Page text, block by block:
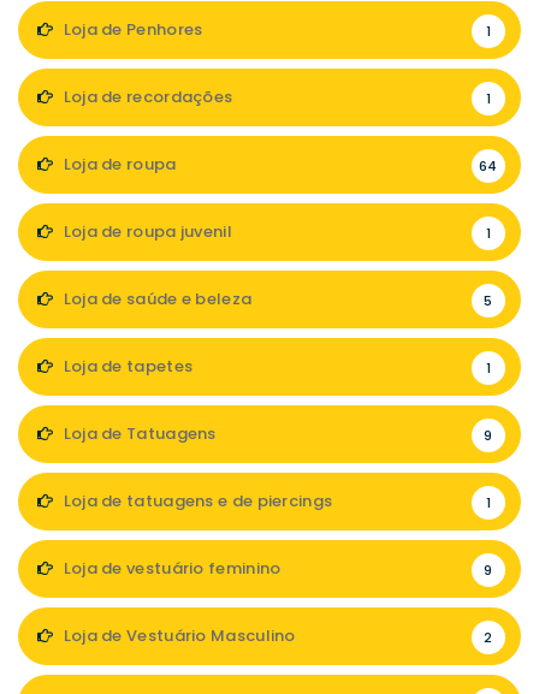
Loja de Penhores 1
Loja de recordações 1
Loja de roupa 64
Loja de roupa juvenil 1
Loja de saúde e beleza 5
Loja de tapetes 1
Loja de Tatuagens 9
Loja de tatuagens e de piercings 1
Loja de vestuário feminino 9
Loja de Vestuário Masculino 2